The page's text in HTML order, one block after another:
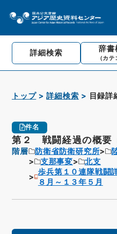
詳細検索 辞書
（カテ
トップ 詳細検索 目録詳
件名
第２ 戦闘経過の概要
階層 防衛省防衛研究所
支那事変
北支
歩兵第１０連隊戦
８月～１３年５月